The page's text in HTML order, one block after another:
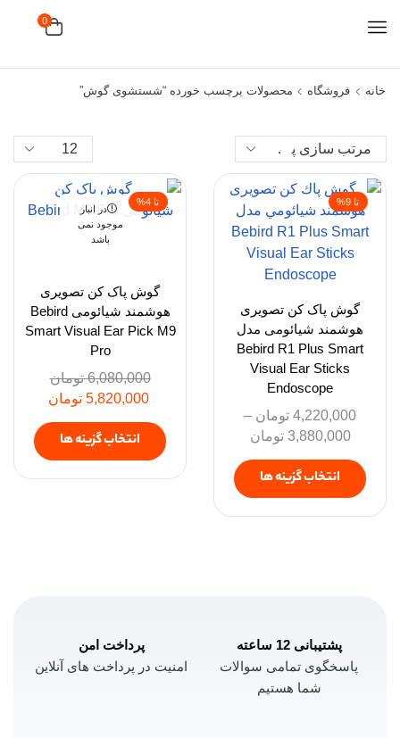
0
خانه فروشگاه محصولات برچسب خورده “شستشوی گوش”
تا 9%
گوش پاک كن تصویری
هوشمند شيائومی مدل
Bebird R1 Plus Smart
Visual Ear Sticks
Endoscope
4,220,000 تومان –
3,880,000 تومان
انتخاب گزینه ها
تا 4%
در انبار
موجود نمی
باشد
گوش پاک کن تصویری
هوشمند شیائومی Bebird
Smart Visual Ear Pick M9
Pro
6,080,000 تومان
5,820,000 تومان
انتخاب گزینه ها
پشتیبانی 12 ساعته
پاسخگوی تمامی سوالات
شما هستیم
پرداخت امن
امنیت در پرداخت های آنلاین